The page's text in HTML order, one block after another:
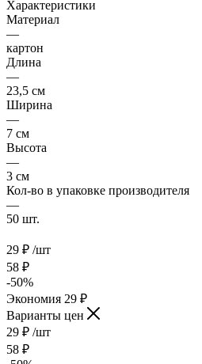
Характеристики
Материал
—
картон
Длина
—
23,5 см
Ширина
—
7 см
Высота
—
3 см
Кол-во в упаковке производителя
—
50 шт.
29 ₽ /шт
58 ₽
-50%
Экономия 29 ₽
Варианты цен
29 ₽ /шт
58 ₽